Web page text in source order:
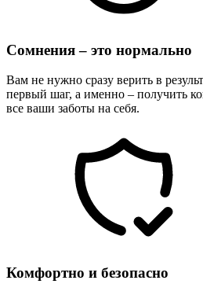
Сомнения – это нормально
Вам не нужно сразу верить в
первый шаг, а именно – получить
все ваши заботы на себя.
Комфортно и безопасно